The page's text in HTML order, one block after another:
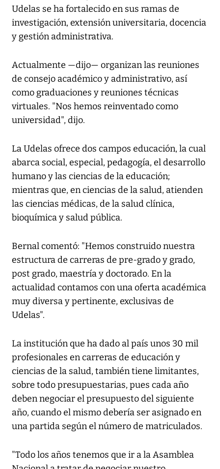
Udelas se ha fortalecido en sus ramas de
investigación, extensión universitaria, docencia
y gestión administrativa.
Actualmente —dijo— organizan las reuniones
de consejo académico y administrativo, así
como graduaciones y reuniones técnicas
virtuales. "Nos hemos reinventado como
universidad", dijo.
La Udelas ofrece dos campos educación, la cual
abarca social, especial, pedagogía, el desarrollo
humano y las ciencias de la educación;
mientras que, en ciencias de la salud, atienden
las ciencias médicas, de la salud clínica,
bioquímica y salud pública.
Bernal comentó: "Hemos construido nuestra
estructura de carreras de pre-grado y grado,
post grado, maestría y doctorado. En la
actualidad contamos con una oferta académica
muy diversa y pertinente, exclusivas de
Udelas".
La institución que ha dado al país unos 30 mil
profesionales en carreras de educación y
ciencias de la salud, también tiene limitantes,
sobre todo presupuestarias, pues cada año
deben negociar el presupuesto del siguiente
año, cuando el mismo debería ser asignado en
una partida según el número de matriculados.
"Todo los años tenemos que ir a la Asamblea